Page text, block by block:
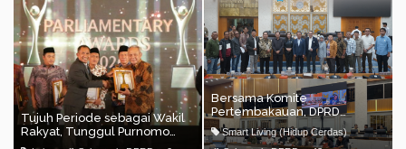
Tujuh Periode sebagai Wakil
Rakyat, Tunggul Purnomo
Berpegang pada Politik
Bersama Komite
Pertembakauan, DPRD
Kabupaten Temanggung
Boyong Aspirasi Petani
Smart Living (Hidup Cerdas)